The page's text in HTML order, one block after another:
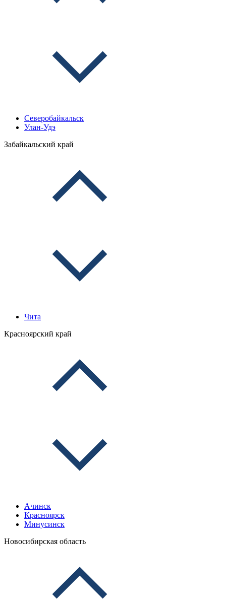
Северобайкальск
Улан-Удэ
Забайкальский край
Чита
Красноярский край
Ачинск
Красноярск
Минусинск
Новосибирская область